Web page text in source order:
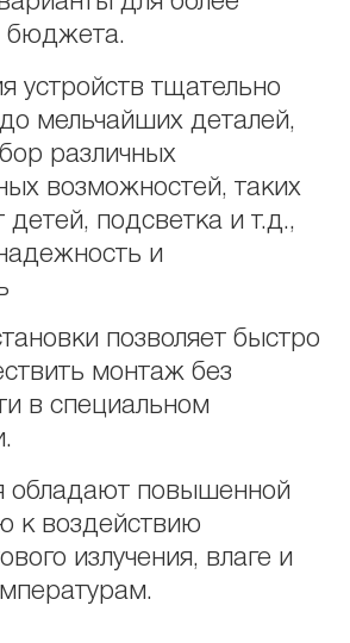
бюджета.
устройств тщательно
мельчайших деталей,
различных
возможностей, таких
детей, подсветка и т.д.,
и
позволяет быстро
монтаж без
в специальном
обладают повышенной
к воздействию
излучения, влаге и